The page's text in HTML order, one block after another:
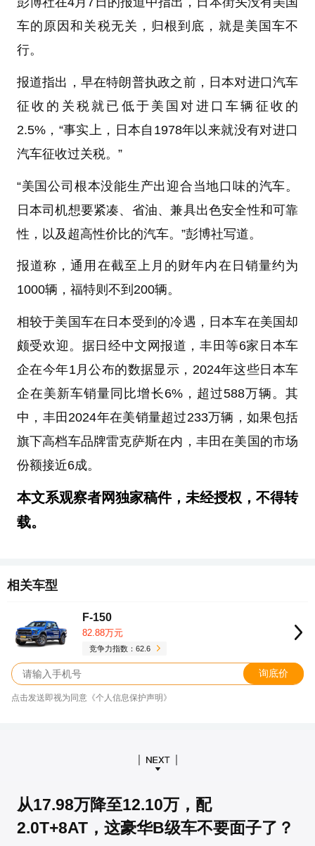
车的原因和关税无关，归根到底，就是美国车不
行。
报道指出，早在特朗普执政之前，日本对进口汽车
征收的关税就已低于美国对进口车辆征收的
2.5%，“事实上，日本自1978年以来就没有对进口
汽车征收过关税。”
“美国公司根本没能生产出迎合当地口味的汽车。
日本司机想要紧凑、省油、兼具出色安全性和可靠
性，以及超高性价比的汽车。”彭博社写道。
报道称，通用在截至上月的财年内在日销量约为
1000辆，福特则不到200辆。
相较于美国车在日本受到的冷遇，日本车在美国却
颇受欢迎。据日经中文网报道，丰田等6家日本车
企在今年1月公布的数据显示，2024年这些日本车
企在美新车销量同比增长6%，超过588万辆。其
中，丰田2024年在美销量超过233万辆，如果包括
旗下高档车品牌雷克萨斯在内，丰田在美国的市场
份额接近6成。
本文系观察者网独家稿件，未经授权，不得转
载。
相关车型
F-150
82.88万元
竞争力指数：62.6
询底价
点击发送即视为同意《个人信息保护声明》
从17.98万降至12.10万，配
2.0T+8AT，这豪华B级车不要面子了？